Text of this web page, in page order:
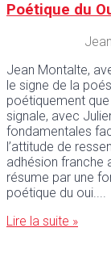
Poétique du
Jean Montalte,
le signe de la
poétiquement que
signale, avec
fondamentales
l’attitude de
adhésion franche
résume par une
poétique du oui.
Lire la suite »